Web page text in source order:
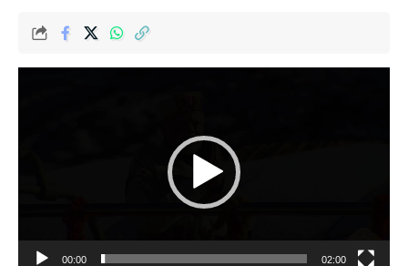
00:00 02:00